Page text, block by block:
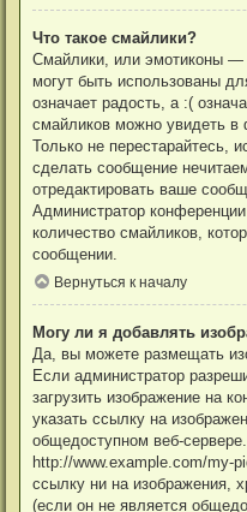
Что такое смайлики?
Смайлики, или эмотиконы —
могут быть использованы
означает радость, а :(
смайликов можно увидеть в
Только не перестарайтесь,
сделать сообщение
отредактировать ваше
Администратор
количество смайликов,
сообщении.
Вернуться к началу
Могу ли я добавлять
Да, вы можете размещать
Если администратор
загрузить изображение на
указать ссылку на
общедоступном веб-
http://www.example.com/my-
ссылку ни на изображения,
(если он не является